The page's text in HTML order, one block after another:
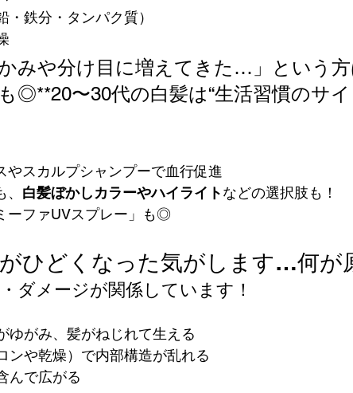
・鉄分・タンパク質）
かみや分け目に増えてきた…」という
◎**20〜30代の白髪は“生活習慣のサイ
やスカルプシャンプーで血行促進
白髪ぼかしカラーやハイライトなどの選択肢も！
ーファUVスプレー」も◎
ひどくなった気がします…何が
ダメージが関係しています！
ゆがみ、髪がねじれて生える
ンや乾燥）で内部構造が乱れる
んで広がる